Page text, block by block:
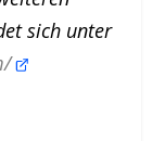
sich unter